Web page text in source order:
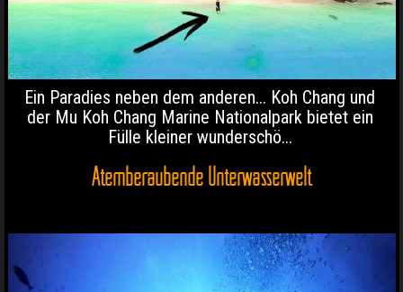
Ein Paradies neben dem anderen... Koh Chang und
der Mu Koh Chang Marine Nationalpark bietet ein
Fülle kleiner wunderschö...
Atemberaubende Unterwasserwelt